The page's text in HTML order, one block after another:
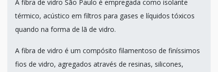
A fibra de vidro São Paulo é empregada como isolante
térmico, acústico em filtros para gases e líquidos tóxicos
quando na forma de lã de vidro.
A fibra de vidro é um compósito filamentoso de finíssimos
fios de vidro, agregados através de resinas, silicones,